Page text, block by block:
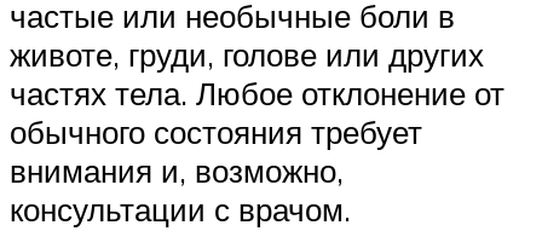
частые или необычные боли в
животе, груди, голове или других
частях тела. Любое отклонение от
обычного состояния требует
внимания и, возможно,
консультации с врачом.